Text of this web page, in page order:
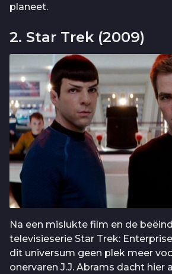
planeet.
2. Star Trek (2009)
Na een mislukte film en de
televisieserie Star Trek:
dit universum geen plek meer
onervaren J.J. Abrams dacht hier